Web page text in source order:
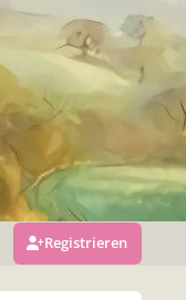
Registrieren